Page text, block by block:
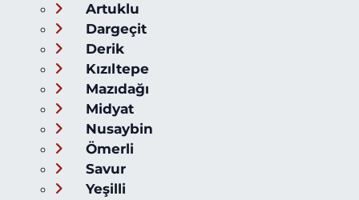
Artuklu
Dargeçit
Derik
Kızıltepe
Mazıdağı
Midyat
Nusaybin
Ömerli
Savur
Yeşilli